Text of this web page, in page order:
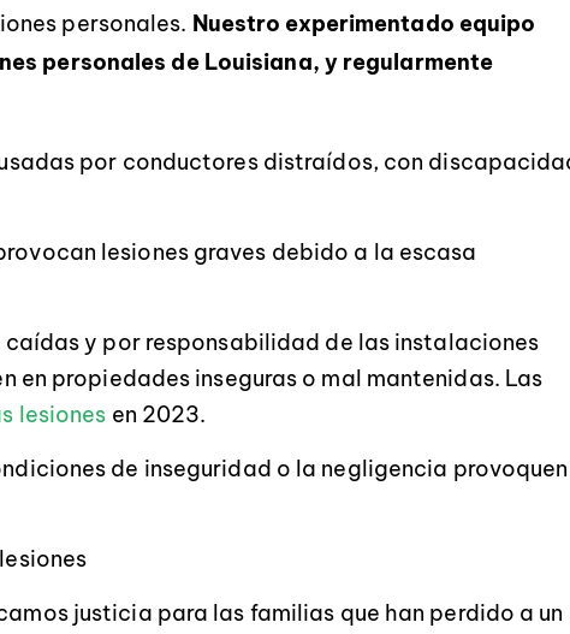
personales. Nuestro experimentado equipo
personales de Louisiana, y regularmente
por conductores distraídos, con
lesiones graves debido a la escasa
y por responsabilidad de las instalaciones
en propiedades inseguras o mal mantenidas. Las
lesiones en 2023.
de inseguridad o la negligencia provoquen
justicia para las familias que han perdido a un